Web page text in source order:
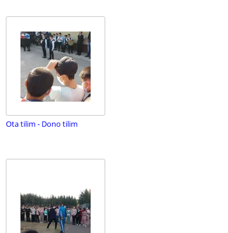
Ota tilim - Dono tilim